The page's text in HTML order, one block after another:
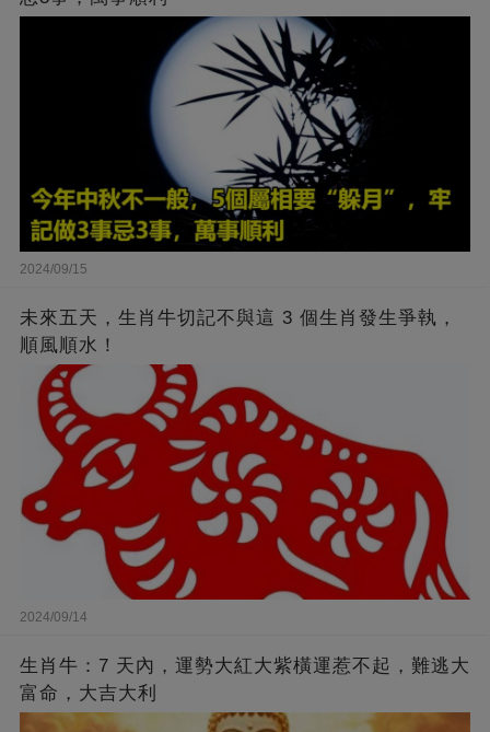
2024/09/15
未來五天，生肖牛切記不與這 3 個生肖發生爭執，
順風順水！
2024/09/14
生肖牛：7 天內，運勢大紅大紫橫運惹不起，難逃大
富命，大吉大利